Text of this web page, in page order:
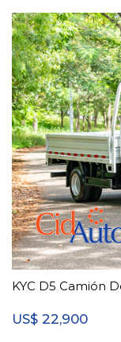
KYC D5 Camión
US$ 22,900